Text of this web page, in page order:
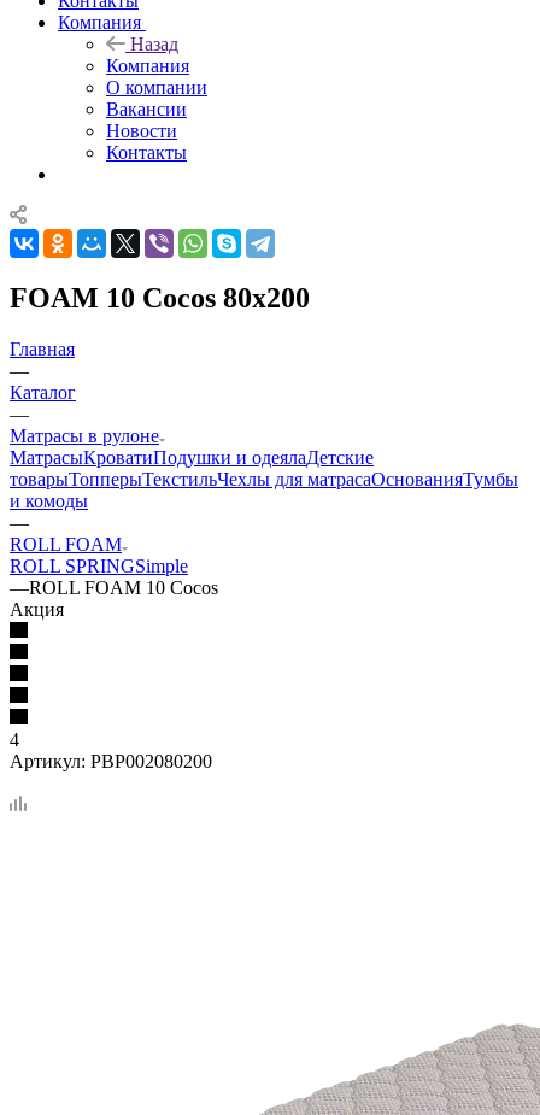
Компания
Назад
Компания
О компании
Вакансии
Новости
Контакты
FOAM 10 Cocos 80x200
Главная
—
Каталог
—
Матрасы в рулоне
МатрасыКроватиПодушки и одеялаДетские
товарыТопперыТекстильЧехлы для матрасаОснованияТумбы
и комоды
—
ROLL FOAM
ROLL SPRINGSimple
—ROLL FOAM 10 Cocos
Акция
4
Артикул: PBP002080200